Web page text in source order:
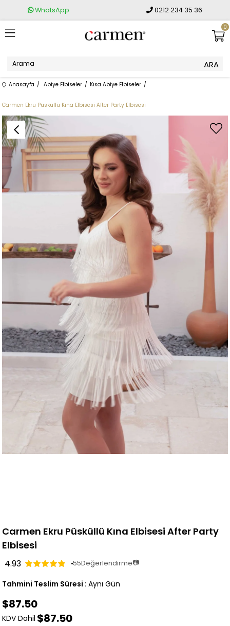
WhatsApp 0212 234 35 36
0
Anasayfa Abiye Elbiseler Kısa Abiye Elbiseler
Carmen Ekru Püsküllü Kına Elbisesi After Party Elbisesi
Carmen Ekru Püsküllü Kına Elbisesi After Party
Elbisesi
4.93 55Değerlendirme📷
Tahmini Teslim Süresi : Aynı Gün
$87.50
KDV Dahil $87.50